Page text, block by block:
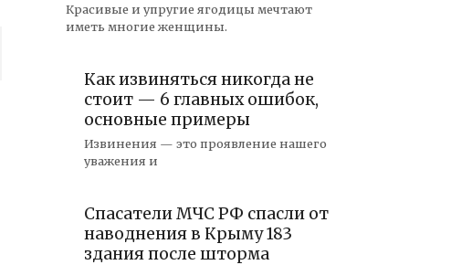
Красивые и упругие ягодицы мечтают
иметь многие женщины.
Как извиняться никогда не
стоит — 6 главных ошибок,
основные примеры
Извинения — это проявление нашего
уважения и
Спасатели МЧС РФ спасли от
наводнения в Крыму 183
здания после шторма